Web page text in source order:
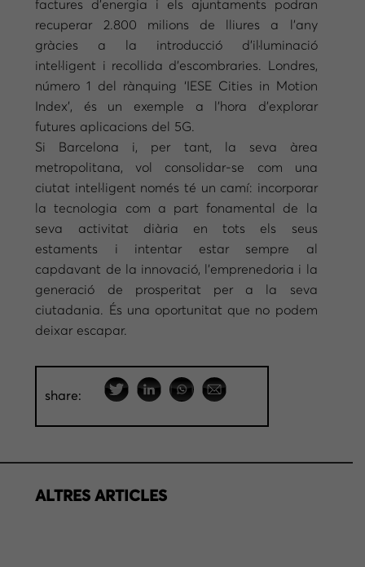
factures d’energia i els ajuntaments podran
recuperar 2.800 milions de lliures a l’any
gràcies a la introducció d’il·luminació
intel·ligent i recollida d’escombraries. Londres,
número 1 del rànquing ‘IESE Cities in Motion
Index’, és un exemple a l’hora d’explorar
futures aplicacions del 5G.
Si Barcelona i, per tant, la seva àrea
metropolitana, vol consolidar-se com una
ciutat intel·ligent només té un camí: incorporar
la tecnologia com a part fonamental de la
seva activitat diària en tots els seus
estaments i intentar estar sempre al
capdavant de la innovació, l’emprenedoria i la
generació de prosperitat per a la seva
ciutadania. És una oportunitat que no podem
deixar escapar.
share:
ALTRES ARTICLES